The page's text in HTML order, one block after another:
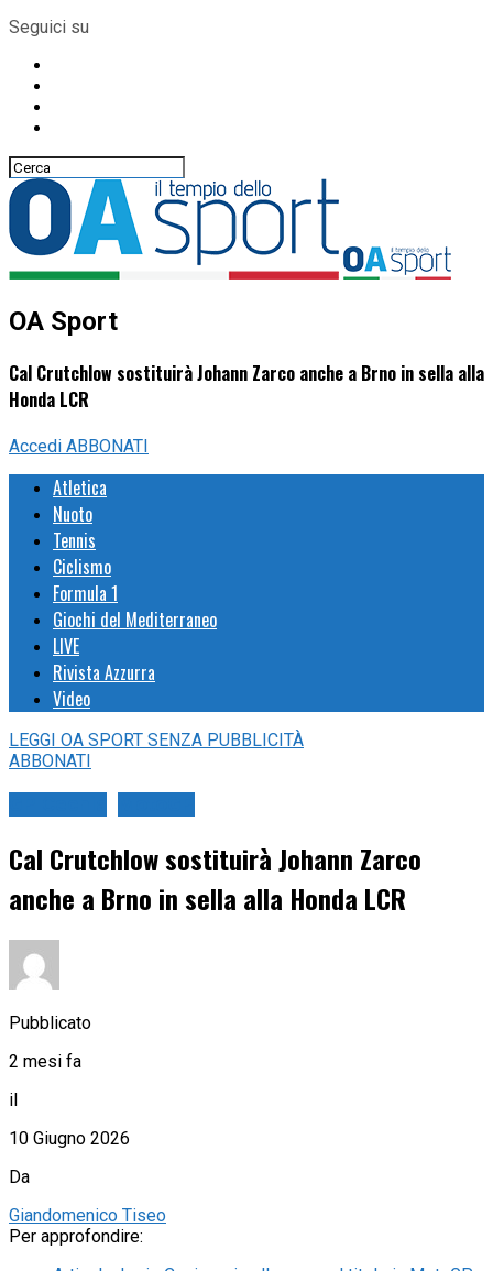
Seguici su
OA Sport
Cal Crutchlow sostituirà Johann Zarco anche a Brno in sella alla
Honda LCR
Accedi ABBONATI
Atletica
Nuoto
Tennis
Ciclismo
Formula 1
Giochi del Mediterraneo
LIVE
Rivista Azzurra
Video
LEGGI OA SPORT SENZA PUBBLICITÀ
ABBONATI
Cal Crutchlow sostituirà Johann Zarco
anche a Brno in sella alla Honda LCR
Pubblicato
2 mesi fa
il
10 Giugno 2026
Da
Giandomenico Tiseo
Per approfondire: